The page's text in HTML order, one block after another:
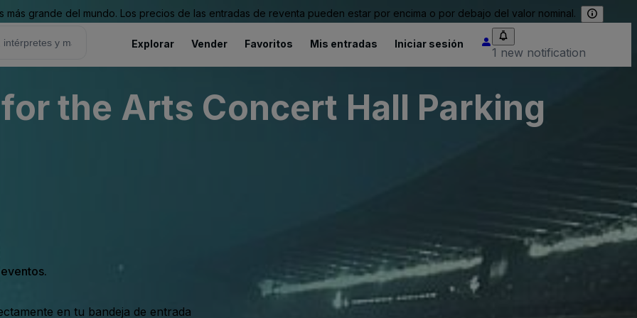
grande del mundo. Los precios de las entradas de reventa pueden estar por encima o por debajo del valor nominal.
Explorar Vender Favoritos Mis entradas Iniciar sesión
1 new notification
the Arts Concert Hall Parking
en tu bandeja de entrada